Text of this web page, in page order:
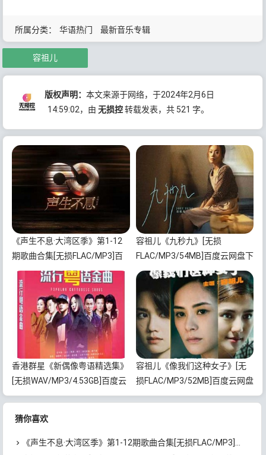
所属分类： 华语热门 最新音乐专辑
容祖儿
版权声明：本文来源于网络，于2024年2月6日
14:59:02，由无损控转载发表，共 521 字。
《声生不息·大湾区季》第1-12
期歌曲合集[无损FLAC/MP3]百
度云网盘下载
容祖儿《九秒九》[无损
FLAC/MP3/54MB]百度云网盘下
载
香港群星《新偶像粤语精选集》
[无损WAV/MP3/4.53GB]百度云
网盘下载
容祖儿《像我们这种女子》[无
损FLAC/MP3/52MB]百度云网盘
下载
猜你喜欢
《声生不息·大湾区季》第1-12期歌曲合集[无损FLAC/MP3]百度云网盘下载